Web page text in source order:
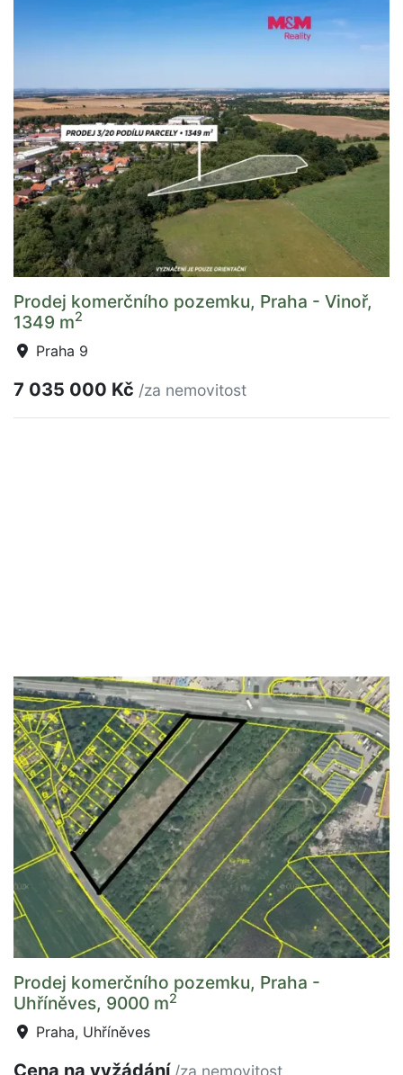
Prodej komerčního pozemku, Praha - Vinoř,
1349 m2
Praha 9
7 035 000 Kč /za nemovitost
Prodej komerčního pozemku, Praha -
Uhříněves, 9000 m2
Praha, Uhříněves
Cena na vyžádání /za nemovitost